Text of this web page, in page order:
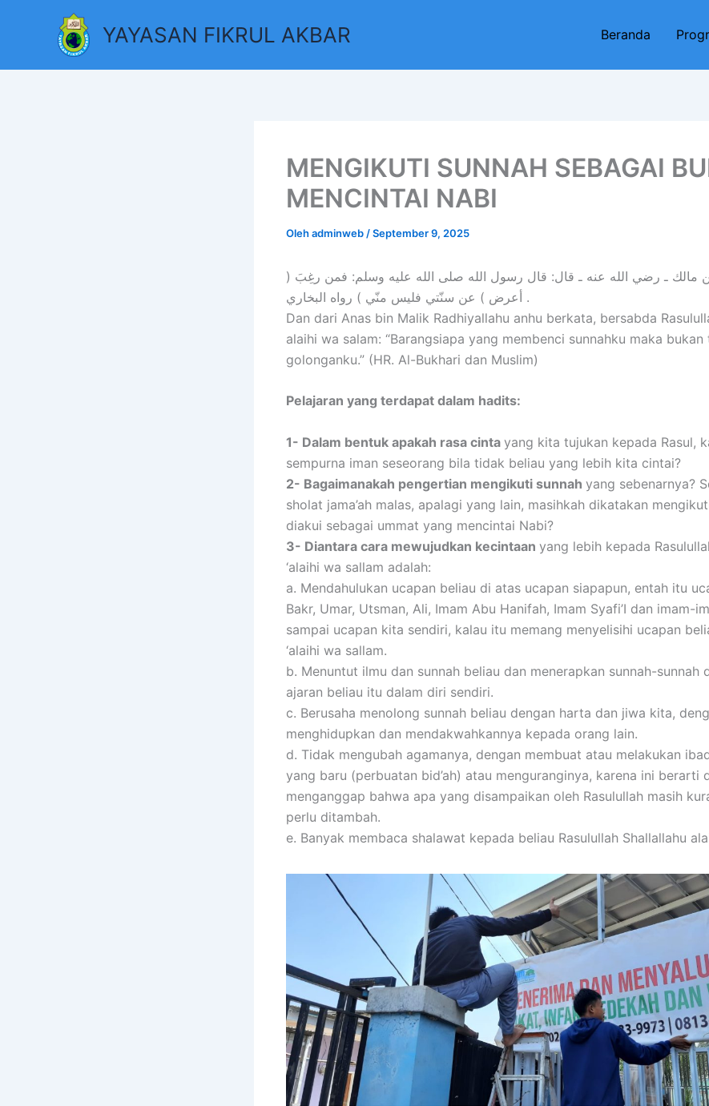
YAYASAN FIKRUL AKBAR Beranda
MENGIKUTI SUNNAH SEBAGAI
MENCINTAI NABI
Olehadminweb /September 9, 2025
مالك ـ رضي الله عنه ـ قال: قال رسول الله صلى الله عليه وسلم: فمن رغِبَ (
أعرض ) عن سنّتي فليس منّي ) رواه البخاري .
Dan dari Anas bin Malik Radhiyallahu anhu berkata, bersabda
alaihi wa salam: “Barangsiapa yang membenci sunnahku maka bukan
golonganku.” (HR. Al-Bukhari dan Muslim)
Pelajaran yang terdapat dalam hadits:
1- Dalam bentuk apakah rasa cinta yang kita tujukan kepada Rasul,
sempurna iman seseorang bila tidak beliau yang lebih kita cintai?
2- Bagaimanakah pengertian mengikuti sunnah yang sebenarnya?
sholat jama’ah malas, apalagi yang lain, masihkah dikatakan
diakui sebagai ummat yang mencintai Nabi?
3- Diantara cara mewujudkan kecintaan yang lebih kepada
‘alaihi wa sallam adalah:
a. Mendahulukan ucapan beliau di atas ucapan siapapun, entah itu
Bakr, Umar, Utsman, Ali, Imam Abu Hanifah, Imam Syafi’I dan imam-
sampai ucapan kita sendiri, kalau itu memang menyelisihi ucapan
‘alaihi wa sallam.
b. Menuntut ilmu dan sunnah beliau dan menerapkan sunnah-sunnah
ajaran beliau itu dalam diri sendiri.
c. Berusaha menolong sunnah beliau dengan harta dan jiwa kita,
menghidupkan dan mendakwahkannya kepada orang lain.
d. Tidak mengubah agamanya, dengan membuat atau melakukan
yang baru (perbuatan bid’ah) atau menguranginya, karena ini berarti
menganggap bahwa apa yang disampaikan oleh Rasulullah masih
perlu ditambah.
e. Banyak membaca shalawat kepada beliau Rasulullah Shallallahu